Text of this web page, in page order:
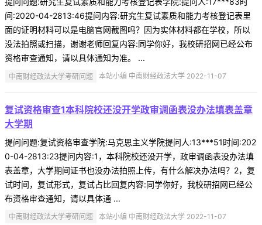
间:2020-04-2813:46提问内容:研究生复试素质和能力考核登记表里
面的证明材料可以是电脑官网截图吗？因为实体材料都在学校，所以
没法拍照或扫描，谢谢老师回复内容:同学你好，我校研招网已经公布
资格审查通知，请以具体通知为准。 ...
中南财经政法大学考研问题 本站小编 中南财经政法大学 2022-11-07
复试资格审查1本科院校还没开学政审调函表没办法填表盖章
大学期
提问问题:复试资格审查学院:马克思主义学院提问人:13***51时间:202
0-04-2813:23提问内容:1，本科院校还没开学，政审调函表没办法填
表盖章，大学期间证书也没办法拍照上传，有什么解决办法吗？2，复
试时间，复试形式，复试占比回复内容:同学你好，我校研招网已经公
布资格审查通知，请以具体通 ...
中南财经政法大学考研问题 本站小编 中南财经政法大学 2022-11-07